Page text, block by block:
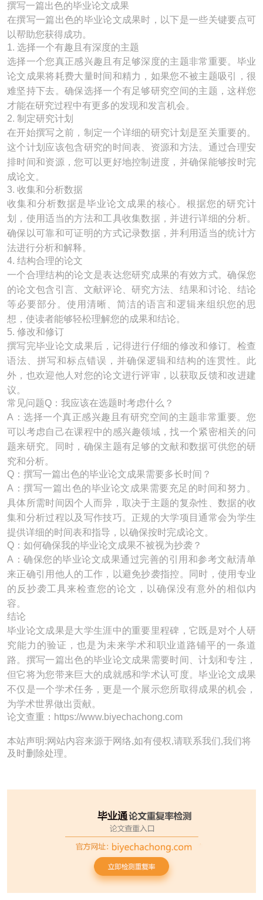
撰写一篇出色的毕业论文成果
在撰写一篇出色的毕业论文成果时，以下是一些关键要点可
以帮助您获得成功。
1. 选择一个有趣且有深度的主题
选择一个您真正感兴趣且有足够深度的主题非常重要。毕业
论文成果将耗费大量时间和精力，如果您不被主题吸引，很
难坚持下去。确保选择一个有足够研究空间的主题，这样您
才能在研究过程中有更多的发现和发言机会。
2. 制定研究计划
在开始撰写之前，制定一个详细的研究计划是至关重要的。
这个计划应该包含研究的时间表、资源和方法。通过合理安
排时间和资源，您可以更好地控制进度，并确保能够按时完
成论文。
3. 收集和分析数据
收集和分析数据是毕业论文成果的核心。根据您的研究计
划，使用适当的方法和工具收集数据，并进行详细的分析。
确保以可靠和可证明的方式记录数据，并利用适当的统计方
法进行分析和解释。
4. 结构合理的论文
一个合理结构的论文是表达您研究成果的有效方式。确保您
的论文包含引言、文献评论、研究方法、结果和讨论、结论
等必要部分。使用清晰、简洁的语言和逻辑来组织您的思
想，使读者能够轻松理解您的成果和结论。
5. 修改和修订
撰写完毕业论文成果后，记得进行仔细的修改和修订。检查
语法、拼写和标点错误，并确保逻辑和结构的连贯性。此
外，也欢迎他人对您的论文进行评审，以获取反馈和改进建
议。
常见问题Q：我应该在选题时考虑什么？
A：选择一个真正感兴趣且有研究空间的主题非常重要。您
可以考虑自己在课程中的感兴趣领域，找一个紧密相关的问
题来研究。同时，确保主题有足够的文献和数据可供您的研
究和分析。
Q：撰写一篇出色的毕业论文成果需要多长时间？
A：撰写一篇出色的毕业论文成果需要充足的时间和努力。
具体所需时间因个人而异，取决于主题的复杂性、数据的收
集和分析过程以及写作技巧。正规的大学项目通常会为学生
提供详细的时间表和指导，以确保按时完成论文。
Q：如何确保我的毕业论文成果不被视为抄袭？
A：确保您的毕业论文成果通过完善的引用和参考文献清单
来正确引用他人的工作，以避免抄袭指控。同时，使用专业
的反抄袭工具来检查您的论文，以确保没有意外的相似内
容。
结论
毕业论文成果是大学生涯中的重要里程碑，它既是对个人研
究能力的验证，也是为未来学术和职业道路铺平的一条道
路。撰写一篇出色的毕业论文成果需要时间、计划和专注，
但它将为您带来巨大的成就感和学术认可度。毕业论文成果
不仅是一个学术任务，更是一个展示您所取得成果的机会，
为学术世界做出贡献。
论文查重：https://www.biyechachong.com
本站声明:网站内容来源于网络,如有侵权,请联系我们,我们将
及时删除处理。